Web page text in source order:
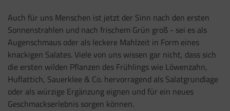
Auch für uns Menschen ist jetzt der Sinn nach den ersten
Sonnenstrahlen und nach frischem Grün groß - sei es als
Augenschmaus oder als leckere Mahlzeit in Form eines
knackigen Salates. Viele von uns wissen gar nicht, dass sich
die ersten wilden Pflanzen des Frühlings wie Löwenzahn,
Huflattich, Sauerklee & Co. hervorragend als Salatgrundlage
oder als würzige Ergänzung eignen und für ein neues
Geschmackserlebnis sorgen können.